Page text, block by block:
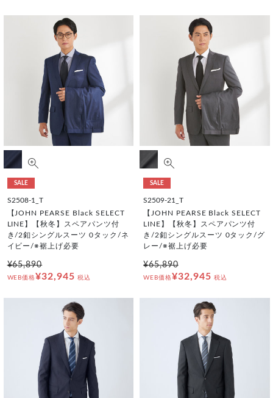
SALE
S2508-1_T
【JOHN PEARSE Black SELECT
LINE】【秋冬】スペアパンツ付
き/2釦シングルスーツ 0タック/ネ
イビー/※裾上げ必要
¥65,890
WEB価格¥32,945 税込
SALE
S2509-21_T
【JOHN PEARSE Black SELECT
LINE】【秋冬】スペアパンツ付
き/2釦シングルスーツ 0タック/グ
レー/※裾上げ必要
¥65,890
WEB価格¥32,945 税込